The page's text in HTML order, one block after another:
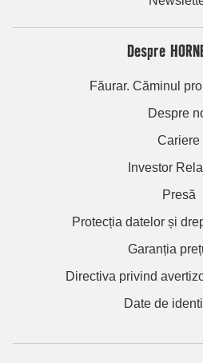
Despre
Făurar. Căminul
Despre
Cariere
Investor
Presă
Protecția datelor și
Garanția
Directiva privind
Date de